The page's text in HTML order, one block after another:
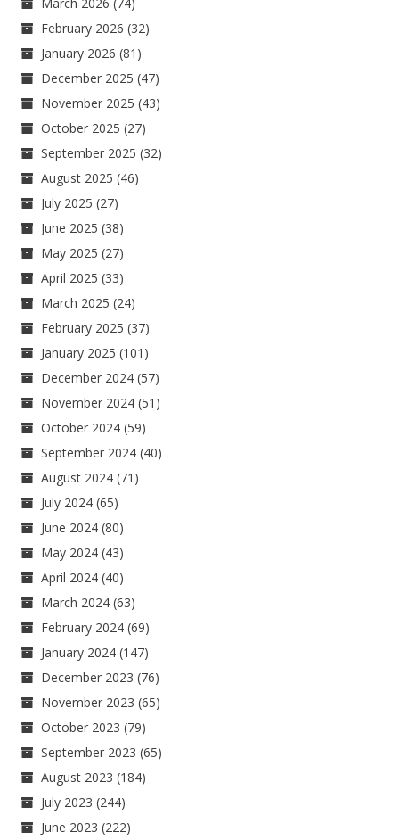
February 2026 (32)
January 2026 (81)
December 2025 (47)
November 2025 (43)
October 2025 (27)
September 2025 (32)
August 2025 (46)
July 2025 (27)
June 2025 (38)
May 2025 (27)
April 2025 (33)
March 2025 (24)
February 2025 (37)
January 2025 (101)
December 2024 (57)
November 2024 (51)
October 2024 (59)
September 2024 (40)
August 2024 (71)
July 2024 (65)
June 2024 (80)
May 2024 (43)
April 2024 (40)
March 2024 (63)
February 2024 (69)
January 2024 (147)
December 2023 (76)
November 2023 (65)
October 2023 (79)
September 2023 (65)
August 2023 (184)
July 2023 (244)
June 2023 (222)